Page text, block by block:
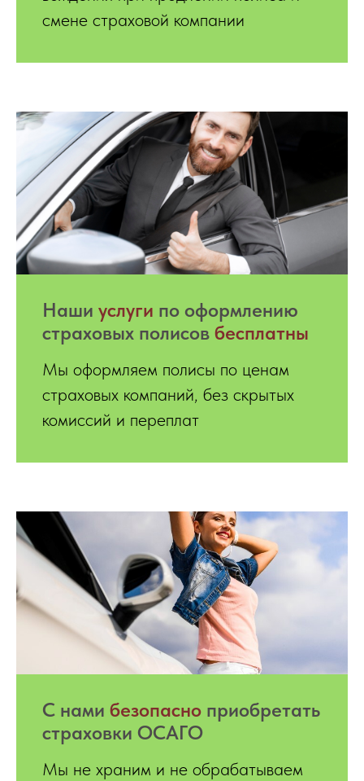
смене страховой компании
Hаши услуги по оформлению
страховых полисов бесплатны
Мы оформляем полисы по ценам
страховых компаний, без скрытых
комиссий и переплат
С нами безопасно приобретать
страховки ОСАГО
Мы не храним и не обрабатываем